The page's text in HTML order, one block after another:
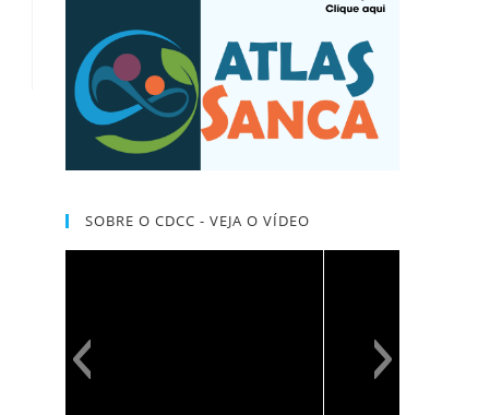
SOBRE O CDCC - VEJA O VÍDEO